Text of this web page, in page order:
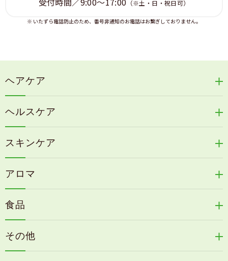
さい。尚、当社は理由の如何に関わらず、情報の変更
および本サイトの運営の中断または中止によって生じ
セキュリティーについて
サイトでは、お客様のプライバシーを保護するため
に、TLSと呼ばれる暗号通信を採用しています。この
暗号技術を用いて、お客様の「お名前」「ご住所」な
どの情報や、クレジットカード番号などを暗号化して
通信しております。住所などを入力する画面におい
て、ブラウザの下の方に鍵の印がついていることをご
確認ください。これが暗号化通信モードに入っている
と呼ばれるセキュリティ装置がTLSに対応しておら
ず、TLS通信が行えないことがございます。この場合
とするTCP/IPポート番号を利用できるように設定しな
おすことにより、ご利用頂けるようになります。TLS
が対応できない場合、お買い物ができませんのであら
かじめご了承ください。
※ 暗号化プロトコル(TLS)につきましては、ブラウザ
（※土・日・祝日可）
※ いたずら電話防止のため、番号非通知のお電話はお繋ぎしておりません。
ヘアケア
冷感育毛エッセンス
リリィジュミスト
リリィジュサプリ
毛歓
ヘアケアその他
ヘルスケア
天の葉健康緑茶
カイアポシリーズ
速感伝統香醋
古家のにんにく
目の疲労感・首肩に感じる負担緩和サプリ
スキンケア
うる肌箋
フェミールホワイトNKB
アロマ
浦上式アロマシリーズ
色彩マスク
食品
その他